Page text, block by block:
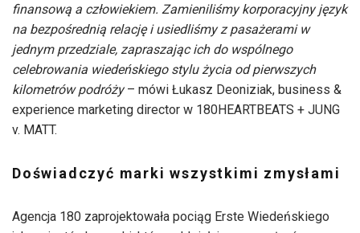
finansową a człowiekiem. Zamieniliśmy korporacyjny język
na bezpośrednią relację i usiedliśmy z pasażerami w
jednym przedziale, zapraszając ich do wspólnego
celebrowania wiedeńskiego stylu życia od pierwszych
kilometrów podróży– mówi Łukasz Deoniziak, business &
experience marketing director w 180HEARTBEATS + JUNG
v. MATT.
Doświadczyć marki wszystkimi zmysłami
Agencja 180 zaprojektowała pociąg Erste Wiedeńskiego